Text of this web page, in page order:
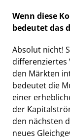
Wenn diese
bedeutet das
Absolut nicht!
differenziertes
den Märkten
bedeutet die
einer
der
den nächsten
neues